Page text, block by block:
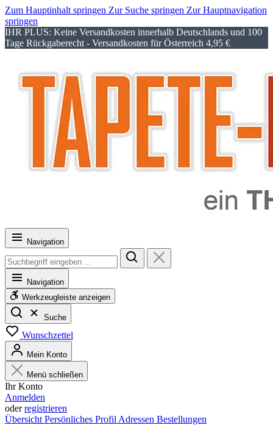
Zum Hauptinhalt springen Zur Suche springen Zur Hauptnavigation
springen
IHR PLUS: Keine Versandkosten innerhalb Deutschlands und 100
Tage Rückgaberecht - Versandkosten für Österreich 4,95 €
Navigation
Navigation
Werkzeugleiste anzeigen
Suche
Wunschzettel
Mein Konto
Menü schließen
Ihr Konto
Anmelden
oderregistrieren
Übersicht Persönliches Profil Adressen Bestellungen